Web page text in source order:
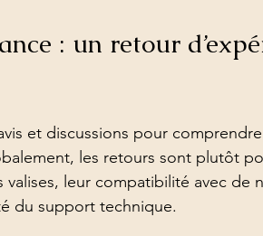
Valise de diagnostic iCarsoft
: un retour
et discussions pour
les retours sont plutôt
leur compatibilité avec de
du support technique.